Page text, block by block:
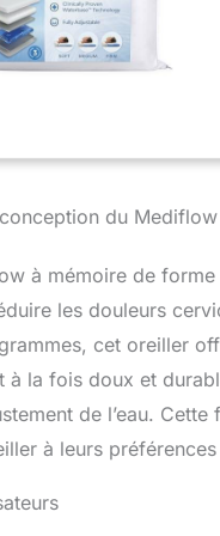
du
à mémoire de
les douleurs
cet oreiller
à la fois doux et
de l’eau.
à leurs